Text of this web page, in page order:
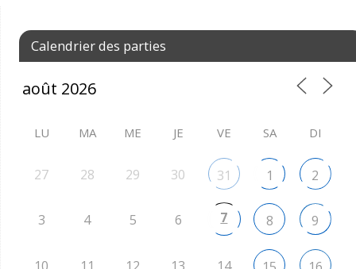
Calendrier des parties
LU MA ME JE VE SA DI
27 28 29 30 31 1 2
3 4 5 6 7 8 9